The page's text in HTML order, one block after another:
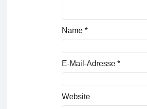
Name *
E-Mail-Adresse *
Website